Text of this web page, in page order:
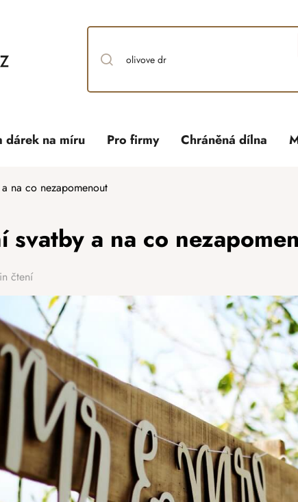
dárek na míru Pro firmy Chráněná dílna
na co nezapomenout
svatby a na co
čtení